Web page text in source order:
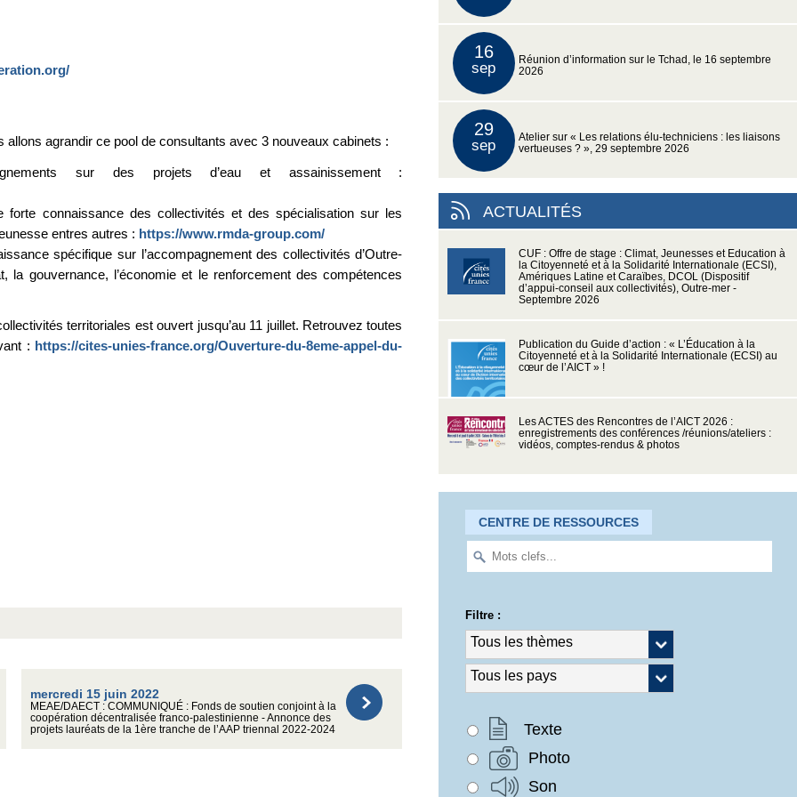
agrandir ce pool de consultants avec 3 nouveaux cabinets :
sur des projets d’eau et assainissement :
connaissance des collectivités et des spécialisation sur les
entres autres : https://www.rmda-group.com/
spécifique sur l’accompagnement des collectivités d’Outre-
gouvernance, l’économie et le renforcement des compétences
territoriales est ouvert jusqu’au 11 juillet. Retrouvez toutes
: https://cites-unies-france.org/Ouverture-du-8eme-appel-du-
mercredi 15 juin 2022
MEAE/DAECT : COMMUNIQUÉ : Fonds de soutien conjoint à la
coopération décentralisée franco-palestinienne - Annonce des
projets lauréats de la 1ère tranche de l’AAP triennal 2022-2024
16
sep
Réunion d’information sur le Tchad, le 16 septembre
2026
29
sep
Atelier sur « Les relations élu-techniciens : les liaisons
vertueuses ? », 29 septembre 2026
ACTUALITÉS
CUF : Offre de stage : Climat, Jeunesses et Education à
la Citoyenneté et à la Solidarité Internationale (ECSI),
Amériques Latine et Caraïbes, DCOL (Dispositif
d’appui-conseil aux collectivités), Outre-mer -
Septembre 2026
Publication du Guide d’action : « L’Éducation à la
Citoyenneté et à la Solidarité Internationale (ECSI) au
cœur de l’AICT » !
Les ACTES des Rencontres de l’AICT 2026 :
enregistrements des conférences /réunions/ateliers :
vidéos, comptes-rendus & photos
CENTRE DE RESSOURCES
Filtre :
Texte
Photo
Son